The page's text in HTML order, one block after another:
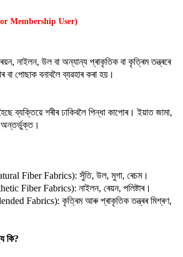
Membership User)
নাইলন, উল বা অন্যান্য প্ৰাকৃতিক বা কৃত্ৰিম তন্ত্ৰৰে
বা পোছাক বনাবলৈ ব্যৱহাৰ কৰা হয়।
ব্যক্তিয়ে শৰীৰ ঢাকিবলৈ পিন্ধা কাপোৰ। ইয়াত জামা,
অন্তৰ্ভুক্ত।
Fiber Fabrics): সুঁতি, উল, মুগা, ৰেচম।
Fiber Fabrics): নাইলন, ৰেয়ন, পলিষ্টাৰ।
Fabrics): কৃত্ৰিম আৰু প্ৰাকৃতিক তন্ত্ৰৰ মিশ্ৰণ,
কি?